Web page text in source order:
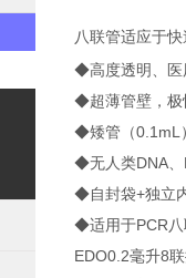
八联管适应于
◆高度透明、医
◆超薄管壁，极
◆矮管（0.1mL
◆无人类DNA、
◆自封袋+独立
◆适用于PCR八
EDO0.2毫升8